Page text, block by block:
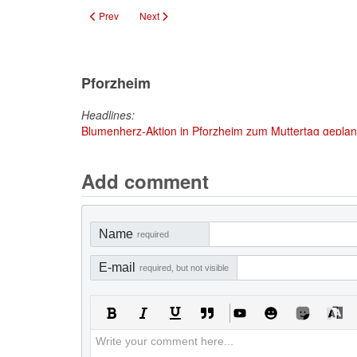
Previous article: Jobcenter vor Ort in Dillweißenstein
Prev Next article: IT-Afterwork Pforzheim: KI und Zukunft
Next
Pforzheim
Headlines:
Blumenherz-Aktion in Pforzheim zum Muttertag
Add comment
Name required
E-mail required, but not visible